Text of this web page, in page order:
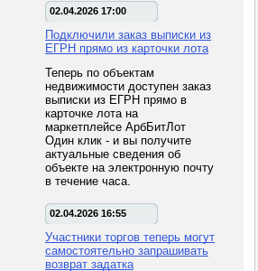
02.04.2026 17:00
Подключили заказ выписки из
ЕГРН прямо из карточки лота
Теперь по объектам
недвижимости доступен заказ
выписки из ЕГРН прямо в
карточке лота на
маркетплейсе АрбБитЛот
Один клик - и вы получите
актуальные сведения об
объекте на электронную почту
в течение часа.
02.04.2026 16:55
Участники торгов теперь могут
самостоятельно запрашивать
возврат задатка